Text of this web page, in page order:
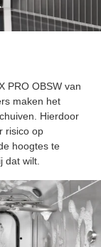
PRO OBSW van
maken het
Hierdoor
risico op
hoogtes te
dat wilt.